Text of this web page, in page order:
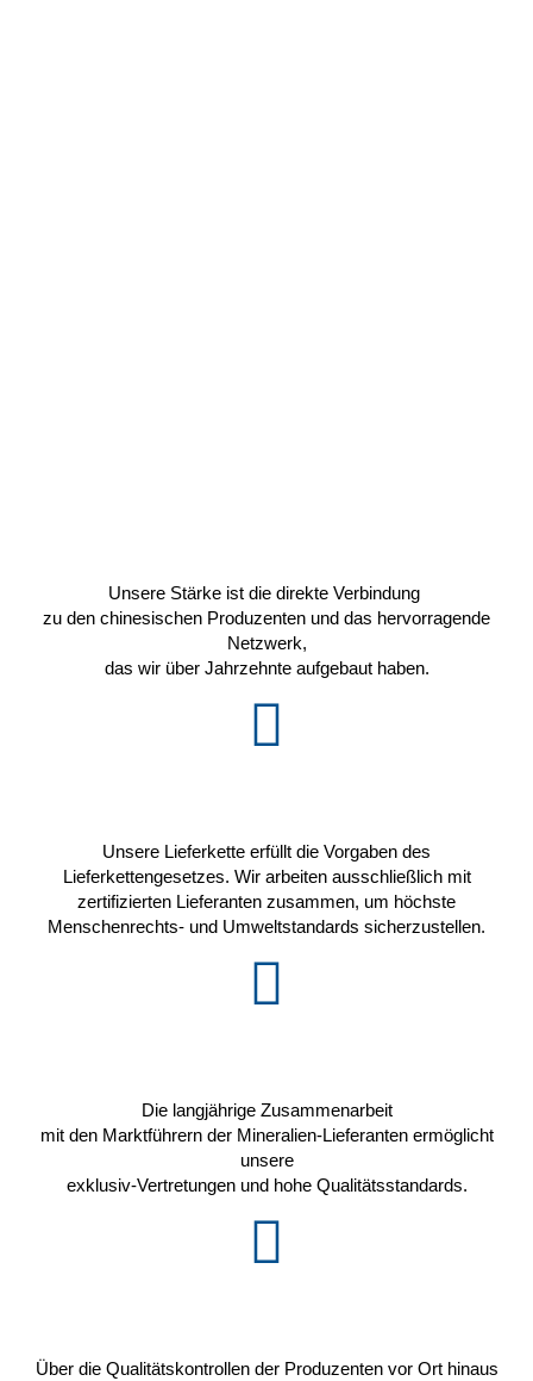
Unsere Stärke ist die direkte Verbindung
zu den chinesischen Produzenten und das hervorragende
Netzwerk,
das wir über Jahrzehnte aufgebaut haben.
Unsere Lieferkette erfüllt die Vorgaben des
Lieferkettengesetzes. Wir arbeiten ausschließlich mit
zertifizierten Lieferanten zusammen, um höchste
Menschenrechts- und Umweltstandards sicherzustellen.
Die langjährige Zusammenarbeit
mit den Marktführern der Mineralien-Lieferanten ermöglicht
unsere
exklusiv-Vertretungen und hohe Qualitätsstandards.
Über die Qualitätskontrollen der Produzenten vor Ort hinaus